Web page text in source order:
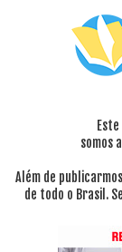
somos
Além de
de todo o Brasil.